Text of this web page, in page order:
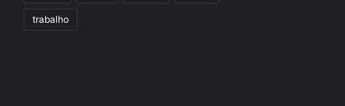
trabalho